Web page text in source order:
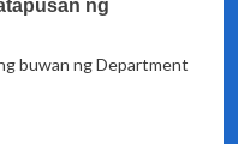
ng
buwan ng Department